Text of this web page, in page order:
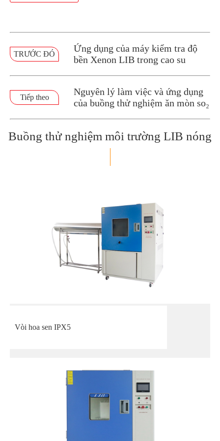
TRƯỚC ĐÓ
Ứng dụng của máy kiểm tra độ
bền Xenon LIB trong cao su
Tiếp theo
Nguyên lý làm việc và ứng dụng
của buồng thử nghiệm ăn mòn so₂
Buồng thử nghiệm môi trường LIB nóng
Vòi hoa sen IPX5